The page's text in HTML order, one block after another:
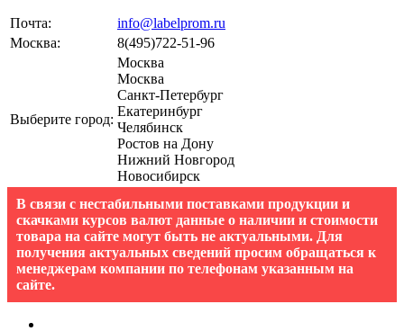
Почта:
info@labelprom.ru
Москва: 8(495)722-51-96
Выберите город:
Москва
Москва
Санкт-Петербург
Екатеринбург
Челябинск
Ростов на Дону
Нижний Новгород
Новосибирск
В связи с нестабильными поставками продукции и
скачками курсов валют данные о наличии и стоимости
товара на сайте могут быть не актуальными. Для
получения актуальных сведений просим обращаться к
менеджерам компании по телефонам указанным на
сайте.